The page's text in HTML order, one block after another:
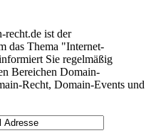
recht.de ist der
das Thema "Internet-
Sie regelmäßig
Bereichen Domain-
Recht, Domain-Events und